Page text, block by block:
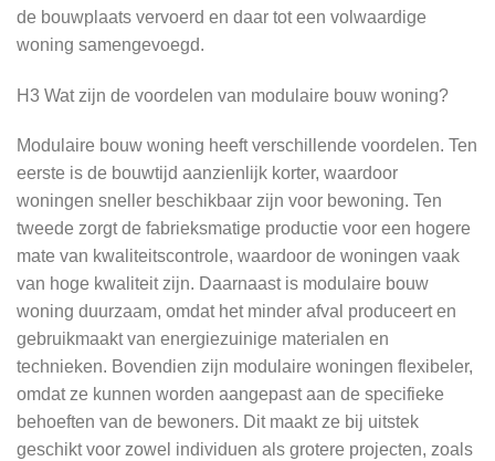
de bouwplaats vervoerd en daar tot een volwaardige
woning samengevoegd.
H3 Wat zijn de voordelen van modulaire bouw woning?
Modulaire bouw woning heeft verschillende voordelen. Ten
eerste is de bouwtijd aanzienlijk korter, waardoor
woningen sneller beschikbaar zijn voor bewoning. Ten
tweede zorgt de fabrieksmatige productie voor een hogere
mate van kwaliteitscontrole, waardoor de woningen vaak
van hoge kwaliteit zijn. Daarnaast is modulaire bouw
woning duurzaam, omdat het minder afval produceert en
gebruikmaakt van energiezuinige materialen en
technieken. Bovendien zijn modulaire woningen flexibeler,
omdat ze kunnen worden aangepast aan de specifieke
behoeften van de bewoners. Dit maakt ze bij uitstek
geschikt voor zowel individuen als grotere projecten, zoals